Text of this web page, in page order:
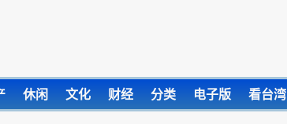
休闲 文化 财经 分类 电子版 看台湾